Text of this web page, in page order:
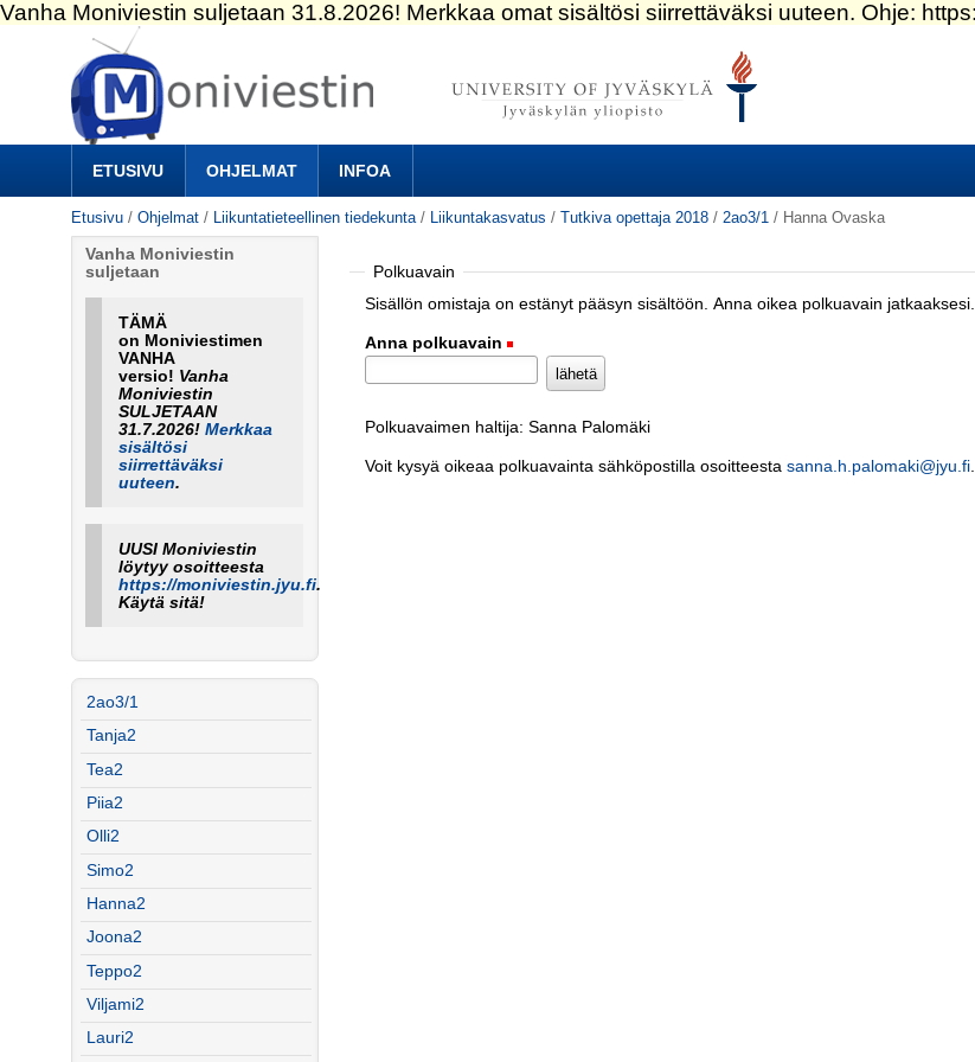
Siirry
sisältöön.
|
Siirry
navigointiin
ETUSIVU OHJELMAT INFOA
Etusivu /Ohjelmat / Liikuntatieteellinen tiedekunta / Liikuntakasvatus /Tutkiva opettaja 2018 /2ao3/1 / Hanna Ovaska
Polkuavain
Sisällön omistaja on estänyt pääsyn sisältöön. Anna oikea polkuavain jatkaaksesi.
Anna polkuavain
Polkuavaimen haltija: Sanna Palomäki
Voit kysyä oikeaa polkuavainta sähköpostilla osoitteestasanna.h.palomaki@jyu.fi.
Vanha Moniviestin
suljetaan
TÄMÄ
on Moniviestimen
VANHA
versio! Vanha
Moniviestin
SULJETAAN
31.7.2026! Merkkaa
sisältösi
siirrettäväksi
uuteen.
UUSI Moniviestin
löytyy osoitteesta
https://moniviestin.jyu.fi.
Käytä sitä!
2ao3/1
Tanja2
Tea2
Piia2
Olli2
Simo2
Hanna2
Joona2
Teppo2
Viljami2
Lauri2